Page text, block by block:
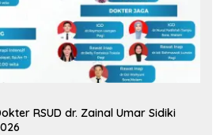
RSUD dr. Zainal Umar Sidiki